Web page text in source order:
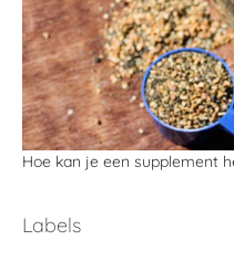
Hoe kan je een supplement
Labels